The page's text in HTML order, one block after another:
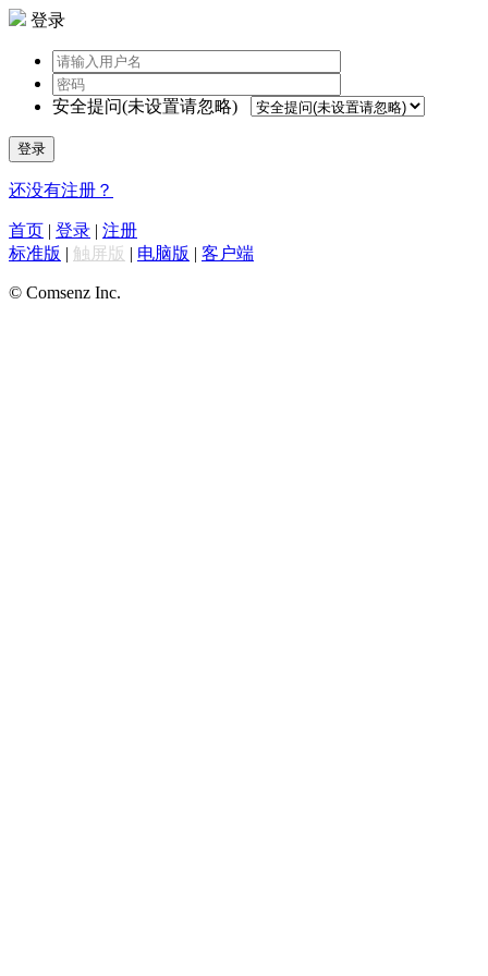
登录
安全提问(未设置请忽略)
登录
还没有注册？
首页 | 登录 | 注册
标准版 | 触屏版 | 电脑版 | 客户端
© Comsenz Inc.